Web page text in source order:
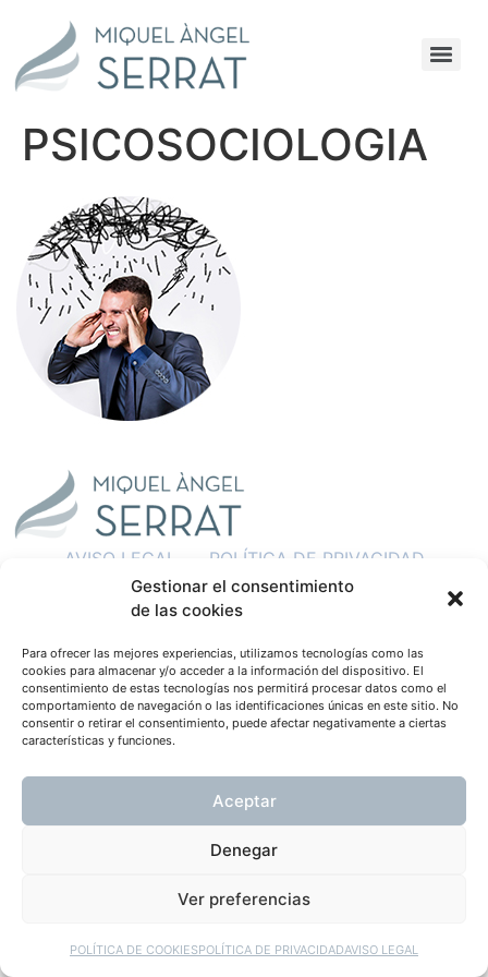
Gestionar el consentimiento
de las cookies
Para ofrecer las mejores experiencias, utilizamos tecnologías como las
cookies para almacenar y/o acceder a la información del dispositivo. El
consentimiento de estas tecnologías nos permitirá procesar datos como el
comportamiento de navegación o las identificaciones únicas en este sitio. No
consentir o retirar el consentimiento, puede afectar negativamente a ciertas
características y funciones.
Aceptar
Denegar
Ver preferencias
POLÍTICA DE COOKIESPOLÍTICA DE PRIVACIDADAVISO LEGAL
PSICOSOCIOLOGIA
AVISO LEGAL
POLÍTICA DE PRIVACIDAD
POLÍTICA DE COOKIES